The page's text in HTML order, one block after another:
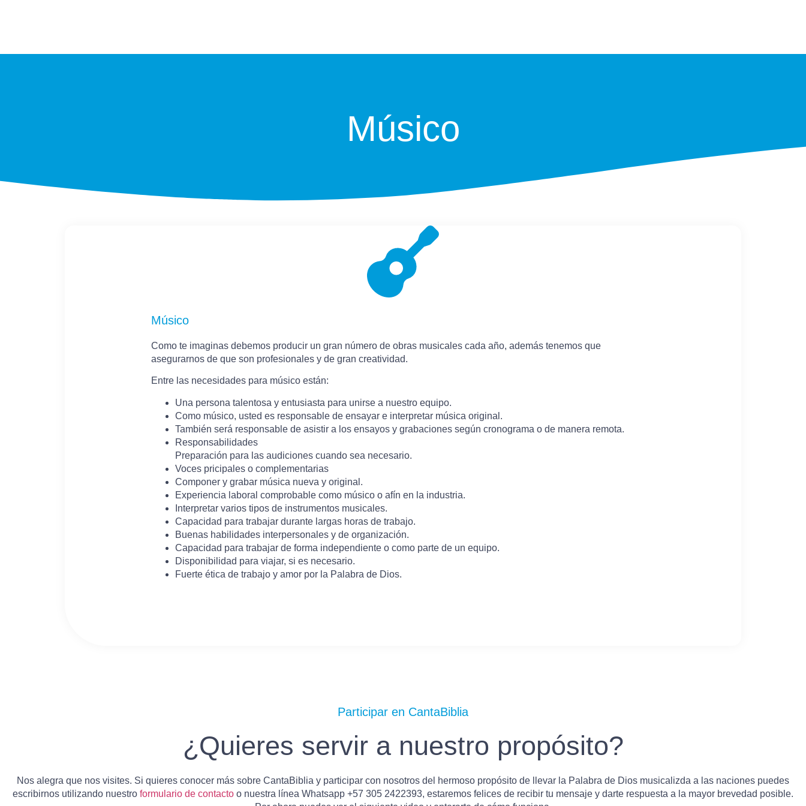
Músico
Músico
Como te imaginas debemos producir un gran número de obras musicales cada año, además tenemos que
asegurarnos de que son profesionales y de gran creatividad.
Entre las necesidades para músico están:
Una persona talentosa y entusiasta para unirse a nuestro equipo.
Como músico, usted es responsable de ensayar e interpretar música original.
También será responsable de asistir a los ensayos y grabaciones según cronograma o de manera remota.
Responsabilidades
Preparación para las audiciones cuando sea necesario.
Voces pricipales o complementarias
Componer y grabar música nueva y original.
Experiencia laboral comprobable como músico o afín en la industria.
Interpretar varios tipos de instrumentos musicales.
Capacidad para trabajar durante largas horas de trabajo.
Buenas habilidades interpersonales y de organización.
Capacidad para trabajar de forma independiente o como parte de un equipo.
Disponibilidad para viajar, si es necesario.
Fuerte ética de trabajo y amor por la Palabra de Dios.
Participar en CantaBiblia​
¿Quieres servir a nuestro propósito?
Nos alegra que nos visites. Si quieres conocer más sobre CantaBiblia y participar con nosotros del hermoso propósito de llevar la Palabra de Dios musicalizda a las naciones puedes
escribirnos utilizando nuestro formulario de contacto o nuestra línea Whatsapp +57 305 2422393, estaremos felices de recibir tu mensaje y darte respuesta a la mayor brevedad posible.